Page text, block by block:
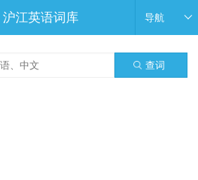
沪江英语词库 导航
查词